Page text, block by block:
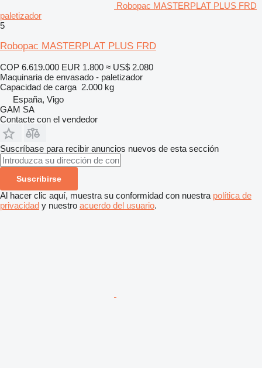
Robopac MASTERPLAT PLUS FRD
paletizador
5
Robopac MASTERPLAT PLUS FRD
COP 6.619.000 EUR 1.800 ≈ US$ 2.080
Maquinaria de envasado - paletizador
Capacidad de carga 2.000 kg
España, Vigo
GAM SA
Contacte con el vendedor
Suscríbase para recibir anuncios nuevos de esta sección
Suscribirse
Al hacer clic aquí, muestra su conformidad con nuestra política de
privacidad y nuestro acuerdo del usuario.